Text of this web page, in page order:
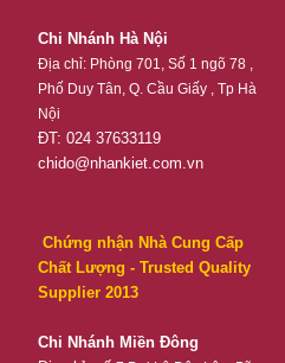
Chi Nhánh Hà Nội
Địa chỉ: Phòng 701, Số 1 ngõ 78 ,
Phố Duy Tân, Q. Cầu Giấy , Tp Hà
Nội
ĐT: 024 37633119
chido@nhankiet.com.vn
Chứng nhận Nhà Cung Cấp
Chất Lượng - Trusted Quality
Supplier 2013
Chi Nhánh Miền Đông